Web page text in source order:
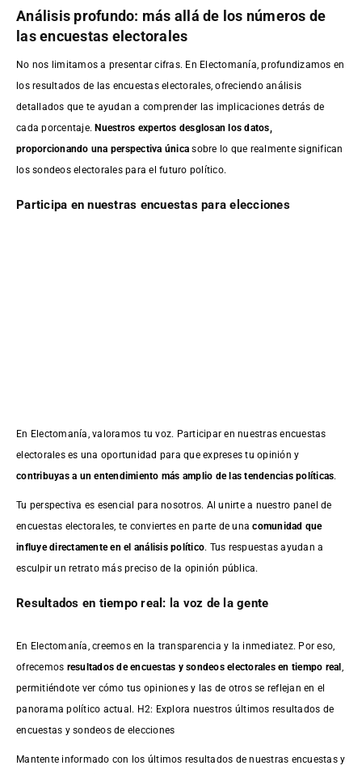
Análisis profundo: más allá de los números de
las encuestas electorales
No nos limitamos a presentar cifras. En Electomanía, profundizamos en
los resultados de las encuestas electorales, ofreciendo análisis
detallados que te ayudan a comprender las implicaciones detrás de
cada porcentaje. Nuestros expertos desglosan los datos,
proporcionando una perspectiva única sobre lo que realmente significan
los sondeos electorales para el futuro político.
Participa en nuestras encuestas para elecciones
En Electomanía, valoramos tu voz. Participar en nuestras encuestas
electorales es una oportunidad para que expreses tu opinión y
contribuyas a un entendimiento más amplio de las tendencias políticas.
Tu perspectiva es esencial para nosotros. Al unirte a nuestro panel de
encuestas electorales, te conviertes en parte de unacomunidad que
influye directamente en el análisis político. Tus respuestas ayudan a
esculpir un retrato más preciso de la opinión pública.
Resultados en tiempo real: la voz de la gente
En Electomanía, creemos en la transparencia y la inmediatez. Por eso,
ofrecemos resultados deencuestas y sondeos electorales en tiempo real ,
permitiéndote ver cómo tus opiniones y las de otros se reflejan en el
panorama político actual. H2: Explora nuestros últimos resultados de
encuestas y sondeos de elecciones
Mantente informado con los últimos resultados de nuestras encuestasy